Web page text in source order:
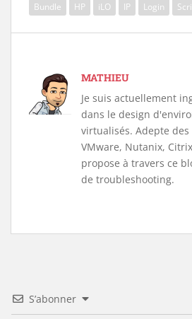
Bundle HP iLO IP Login
MATHIEU
Je suis actuellement
dans le design
virtualisés. Adepte
VMware, Nutanix,
propose à travers ce
de troubleshooting.
S’abonner